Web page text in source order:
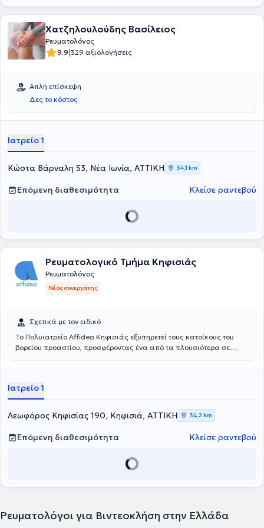
Χατζηλουλούδης Βασίλειος
Ρευματολόγος
9.9|329 αξιολογήσεις
Απλή επίσκεψη
Δες το κόστος
Ιατρείο 1
Κώστα Βάρναλη 53, Νέα Ιωνία, ΑΤΤΙΚΗ 34,1 km
Επόμενη διαθεσιμότητα Κλείσε ραντεβού
Ρευματολογικό Τμήμα Κηφισιάς
Ρευματολόγος
Νέος συνεργάτης
Σχετικά με τον ειδικό
Το Πολυϊατρείο Affidea Κηφισιάς εξυπηρετεί τους κατοίκους του
βορείου προαστίου, προσφέροντας ένα από τα πλουσιότερα σε
υπηρεσίες για τον ύπνο, τη νευρολογία και τη ρευματολογία,
φροντίδα στη βόρεια Αθήνα.
Ιατρείο 1
Λεωφόρος Κηφισίας 190, Κηφισιά, ΑΤΤΙΚΗ 34,2 km
Επόμενη διαθεσιμότητα Κλείσε ραντεβού
Ρευματολόγοι για Βιντεοκλήση στην Ελλάδα